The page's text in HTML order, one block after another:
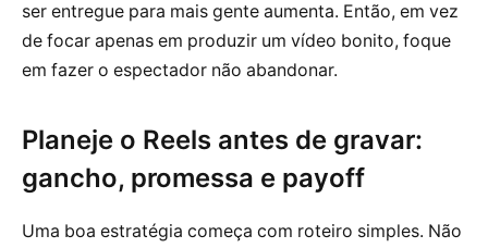
ser entregue para mais gente aumenta. Então, em vez
de focar apenas em produzir um vídeo bonito, foque
em fazer o espectador não abandonar.
Planeje o Reels antes de gravar:
gancho, promessa e payoff
Uma boa estratégia começa com roteiro simples. Não